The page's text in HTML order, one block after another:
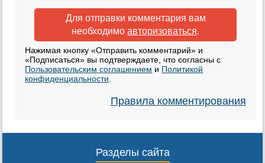
Для отправки комментария вам
необходимо авторизоваться.
Нажимая кнопку «Отправить комментарий» и
«Подписаться» вы подтверждаете, что согласны с
Пользовательским соглашением и Политикой
конфиденциальности
Правила комментирования
Разделы сайта